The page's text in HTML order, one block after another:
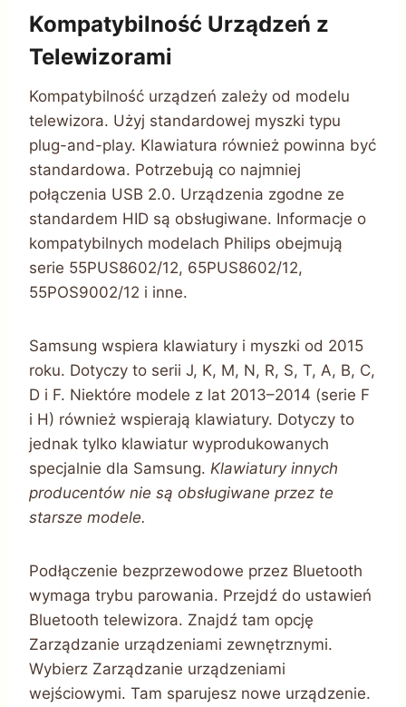
Kompatybilność Urządzeń z
Telewizorami
Kompatybilność urządzeń zależy od modelu
telewizora. Użyj standardowej myszki typu
plug-and-play. Klawiatura również powinna być
standardowa. Potrzebują co najmniej
połączenia USB 2.0. Urządzenia zgodne ze
standardem HID są obsługiwane. Informacje o
kompatybilnych modelach Philips obejmują
serie 55PUS8602/12, 65PUS8602/12,
55POS9002/12 i inne.
Samsung wspiera klawiatury i myszki od 2015
roku. Dotyczy to serii J, K, M, N, R, S, T, A, B, C,
D i F. Niektóre modele z lat 2013–2014 (serie F
i H) również wspierają klawiatury. Dotyczy to
jednak tylko klawiatur wyprodukowanych
specjalnie dla Samsung. Klawiatury innych
producentów nie są obsługiwane przez te
starsze modele.
Podłączenie bezprzewodowe przez Bluetooth
wymaga trybu parowania. Przejdź do ustawień
Bluetooth telewizora. Znajdź tam opcję
Zarządzanie urządzeniami zewnętrznymi.
Wybierz Zarządzanie urządzeniami
wejściowymi. Tam sparujesz nowe urządzenie.